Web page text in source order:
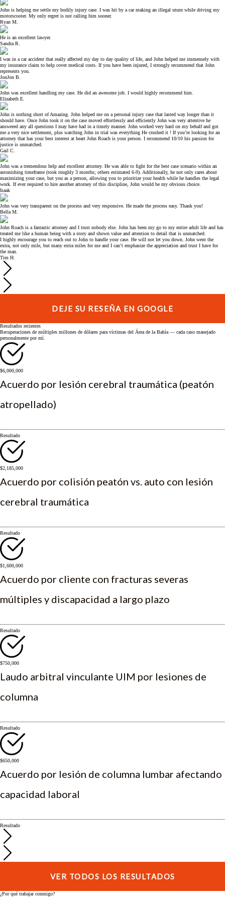
John is helping me settle my bodily injury case. I was hit by a car making an illegal uturn while driving my
motorscooter. My only regret is not calling him sooner.
Ryan M.
He is an excellent lawyer.
Sandra R.
I was in a car accident that really affected my day to day quality of life, and John helped me immensely with
my insurance claim to help cover medical costs. If you have been injured, I strongly recommend that John
represents you.
JonJon B.
John was excellent handling my case. He did an awesome job. I would highly recommend him.
Elizabeth E.
John is nothing short of Amazing. John helped me on a personal injury case that lasted way longer than it
should have. Once John took it on the case moved effortlessly and efficiently John was very attentive he
answered any all questions I may have had in a timely manner. John worked very hard on my behalf and got
me a very nice settlement, plus watching John in trial was everything He crushed it ! If you’re looking for an
attorney that has your best interest at heart John Roach is your person. I recommend 10/10 his passion for
justice is unmatched.
Gail C.
John was a tremendous help and excellent attorney. He was able to fight for the best case scenario within an
astonishing timeframe (took roughly 3 months; others estimated 6-9). Additionally, he not only cares about
maximizing your case, but you as a person, allowing you to prioritize your health while he handles the legal
work. If ever required to hire another attorney of this discipline, John would be my obvious choice.
Isaak
John was very transparent on the process and very responsive. He made the process easy. Thank you!
Bella M.
John Roach is a fantastic attorney and I trust nobody else. John has been my go to my entire adult life and has
treated me like a human being with a story and shown value and attention to detail that is unmatched.
I highly encourage you to reach out to John to handle your case. He will not let you down. John went the
extra, not only mile, but many extra miles for me and I can’t emphasize the appreciation and trust I have for
the man.
Tim H.
DEJE SU RESEÑA EN GOOGLE
Resultados recientes
Recuperaciones de múltiples millones de dólares para víctimas del Área de la Bahía — cada caso manejado
personalmente por mí.
$6,000,000
Acuerdo por lesión cerebral traumática (peatón
atropellado)
Resultado
$2,185,000
Acuerdo por colisión peatón vs. auto con lesión
cerebral traumática
Resultado
$1,600,000
Acuerdo por cliente con fracturas severas
múltiples y discapacidad a largo plazo
Resultado
$750,000
Laudo arbitral vinculante UIM por lesiones de
columna
Resultado
$650,000
Acuerdo por lesión de columna lumbar afectando
capacidad laboral
Resultado
VER TODOS LOS RESULTADOS
¿Por qué trabajar conmigo?